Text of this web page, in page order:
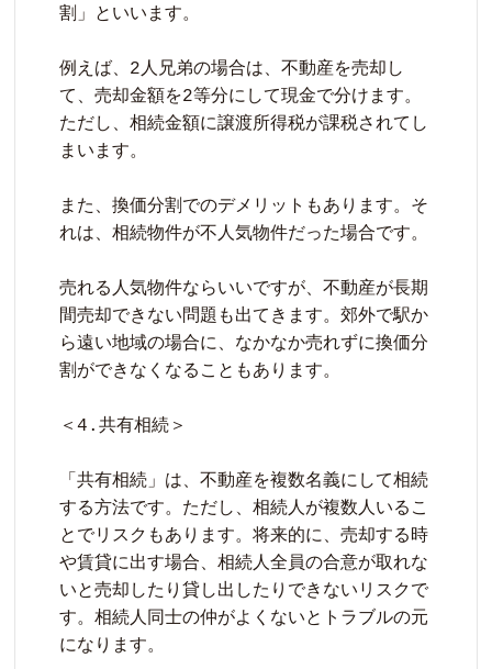
割」といいます。
例えば、2人兄弟の場合は、不動産を売却し
て、売却金額を2等分にして現金で分けます。
ただし、相続金額に譲渡所得税が課税されてし
まいます。
また、換価分割でのデメリットもあります。そ
れは、相続物件が不人気物件だった場合です。
売れる人気物件ならいいですが、不動産が長期
間売却できない問題も出てきます。郊外で駅か
ら遠い地域の場合に、なかなか売れずに換価分
割ができなくなることもあります。
＜4.共有相続＞
「共有相続」は、不動産を複数名義にして相続
する方法です。ただし、相続人が複数人いるこ
とでリスクもあります。将来的に、売却する時
や賃貸に出す場合、相続人全員の合意が取れな
いと売却したり貸し出したりできないリスクで
す。相続人同士の仲がよくないとトラブルの元
になります。